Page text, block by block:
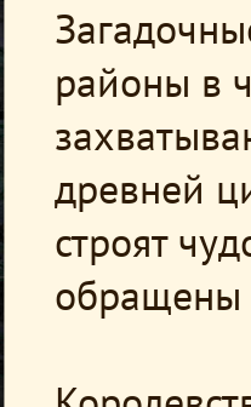
районы в
древней
строят
обращены